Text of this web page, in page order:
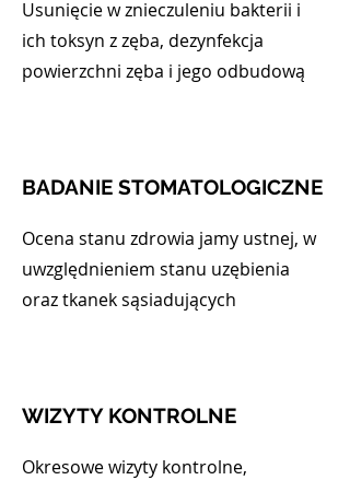
Usunięcie w znieczuleniu bakterii i
ich toksyn z zęba, dezynfekcja
powierzchni zęba i jego odbudową
BADANIE STOMATOLOGICZNE
Ocena stanu zdrowia jamy ustnej, w
uwzględnieniem stanu uzębienia
oraz tkanek sąsiadujących
WIZYTY KONTROLNE
Okresowe wizyty kontrolne,